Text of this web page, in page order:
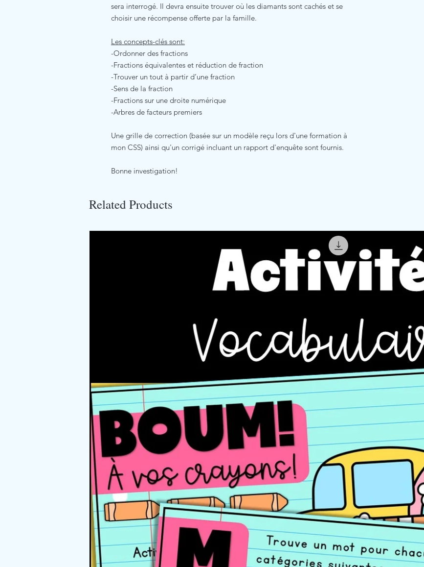
sera interrogé. Il devra ensuite trouver où les diamants sont cachés et se
choisir une récompense offerte par la famille.
Les concepts-clés sont:
-Ordonner des fractions
-Fractions équivalentes et réduction de fraction
-Trouver un tout à partir d’une fraction
-Sens de la fraction
-Fractions sur une droite numérique
-Arbres de facteurs premiers
Une grille de correction (basée sur un modèle reçu lors d'une formation à
mon CSS) ainsi qu'un corrigé incluant un rapport d'enquête sont fournis.
Bonne investigation!
Related Products